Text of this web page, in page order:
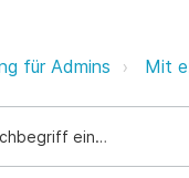
Drucken
für Admins Mit